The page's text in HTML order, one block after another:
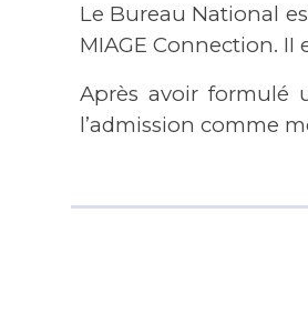
Le Bureau National
MIAGE Connection.
Après avoir formulé
l’admission comme